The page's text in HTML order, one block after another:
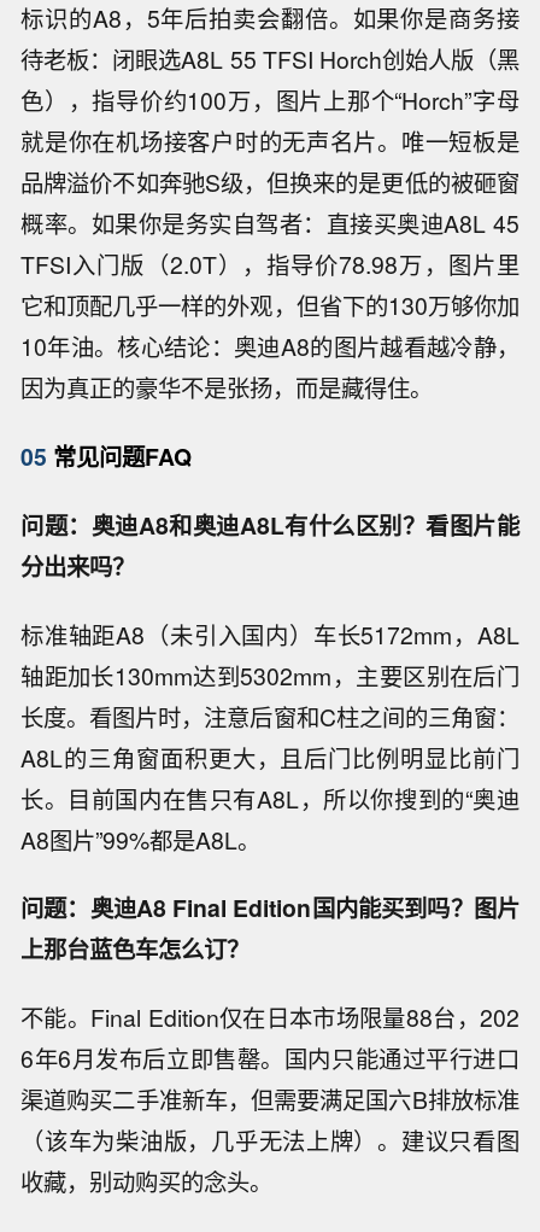
标识的A8，5年后拍卖会翻倍。如果你是商务接
待老板：闭眼选A8L 55 TFSI Horch创始人版（黑
色），指导价约100万，图片上那个“Horch”字母
就是你在机场接客户时的无声名片。唯一短板是
品牌溢价不如奔驰S级，但换来的是更低的被砸窗
概率。如果你是务实自驾者：直接买奥迪A8L 45
TFSI入门版（2.0T），指导价78.98万，图片里
它和顶配几乎一样的外观，但省下的130万够你加
10年油。核心结论：奥迪A8的图片越看越冷静，
因为真正的豪华不是张扬，而是藏得住。
05 常见问题FAQ
问题：奥迪A8和奥迪A8L有什么区别？看图片能
分出来吗？
标准轴距A8（未引入国内）车长5172mm，A8L
轴距加长130mm达到5302mm，主要区别在后门
长度。看图片时，注意后窗和C柱之间的三角窗：
A8L的三角窗面积更大，且后门比例明显比前门
长。目前国内在售只有A8L，所以你搜到的“奥迪
A8图片”99%都是A8L。
问题：奥迪A8 Final Edition国内能买到吗？图片
上那台蓝色车怎么订？
不能。Final Edition仅在日本市场限量88台，202
6年6月发布后立即售罄。国内只能通过平行进口
渠道购买二手准新车，但需要满足国六B排放标准
（该车为柴油版，几乎无法上牌）。建议只看图
收藏，别动购买的念头。